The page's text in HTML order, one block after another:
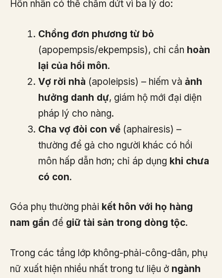
Hôn nhân có thể chấm dứt vì ba lý do:
Chồng đơn phương từ bỏ
(apopempsis/ekpempsis), chỉ cần hoàn
lại của hồi môn.
Vợ rời nhà (apoleipsis) – hiếm và ảnh
hưởng danh dự, giám hộ mới đại diện
pháp lý cho nàng.
Cha vợ đòi con về (aphairesis) –
thường để gả cho người khác có hồi
môn hấp dẫn hơn; chỉ áp dụng khi chưa
có con.
Góa phụ thường phải kết hôn với họ hàng
nam gần để giữ tài sản trong dòng tộc.
Trong các tầng lớp không-phải-công-dân, phụ
nữ xuất hiện nhiều nhất trong tư liệu ở ngành